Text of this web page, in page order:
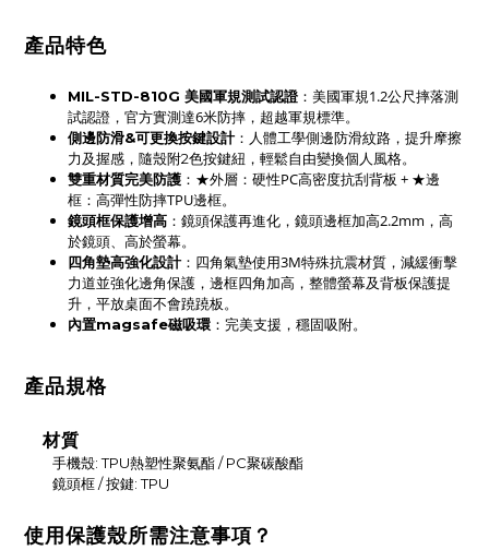
產品特色
MIL-STD-810G 美國軍規測試認證 ：美國軍規1.2公尺摔落測
試認證，官方實測達6米防摔，超越軍規標準。
側邊防滑&可更換按鍵設計：人體工學側邊防滑紋路，提升摩擦
力及握感，隨殼附2色按鍵紐，輕鬆自由變換個人風格。
雙重材質完美防護 ：★外層：硬性PC高密度抗刮背板 + ★邊
框：高彈性防摔TPU邊框。
鏡頭框保護增高 ：鏡頭保護再進化，鏡頭邊框加高2.2mm，高
於鏡頭、高於螢幕。
四角墊高強化設計：四角氣墊使用3M特殊抗震材質，減緩衝擊
力道並強化邊角保護， 邊框四角加高， 整體螢幕及背板保護提
升 ，平放桌面不會蹺蹺板。
內置magsafe磁吸環 ：完美支援，穩固吸附。
產品規格
材質
手機殼: TPU熱塑性聚氨酯 / PC聚碳酸酯
鏡頭框 / 按鍵: TPU
使用保護殼所需注意事項？